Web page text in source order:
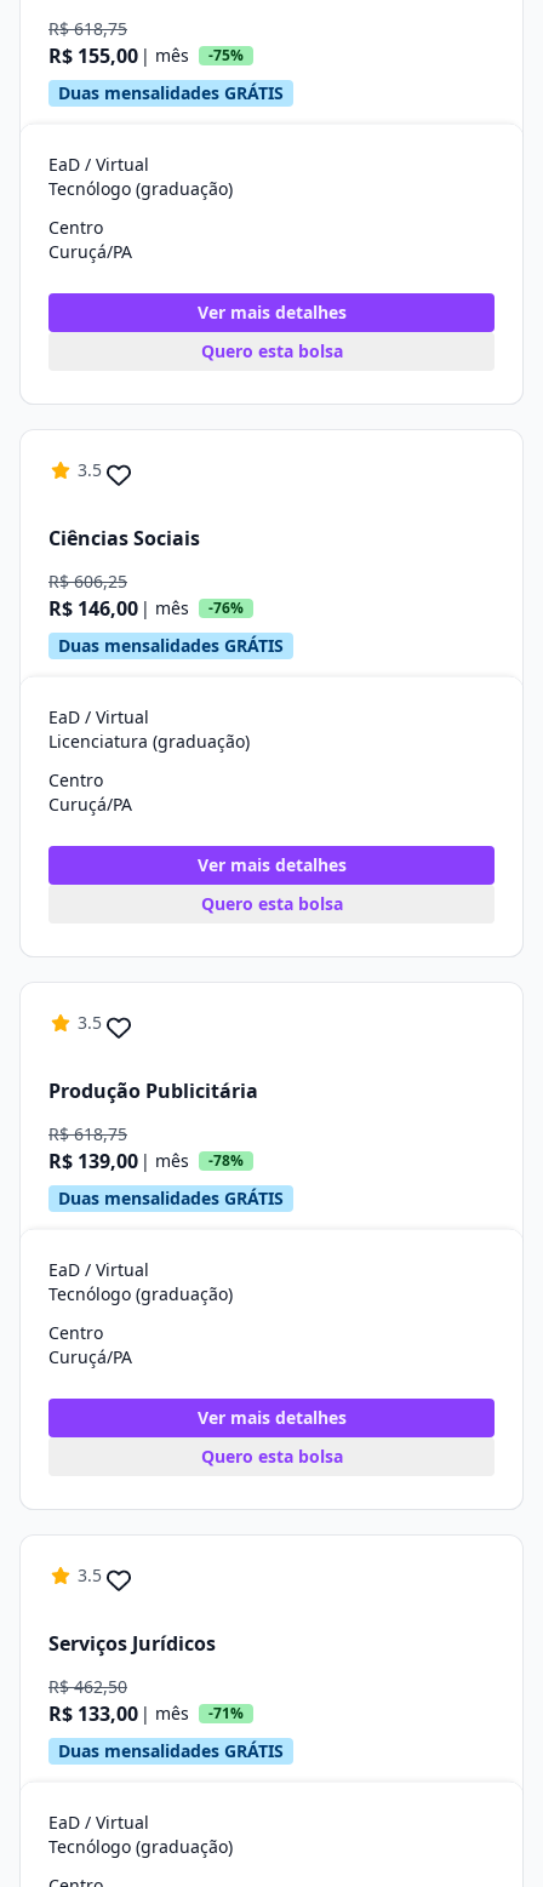
R$ 618,75
R$ 155,00 | mês -75%
Duas mensalidades GRÁTIS
EaD / Virtual
Tecnólogo (graduação)
Centro
Curuçá/PA
Ver mais detalhes
Quero esta bolsa
3.5
Ciências Sociais
R$ 606,25
R$ 146,00 | mês -76%
Duas mensalidades GRÁTIS
EaD / Virtual
Licenciatura (graduação)
Centro
Curuçá/PA
Ver mais detalhes
Quero esta bolsa
3.5
Produção Publicitária
R$ 618,75
R$ 139,00 | mês -78%
Duas mensalidades GRÁTIS
EaD / Virtual
Tecnólogo (graduação)
Centro
Curuçá/PA
Ver mais detalhes
Quero esta bolsa
3.5
Serviços Jurídicos
R$ 462,50
R$ 133,00 | mês -71%
Duas mensalidades GRÁTIS
EaD / Virtual
Tecnólogo (graduação)